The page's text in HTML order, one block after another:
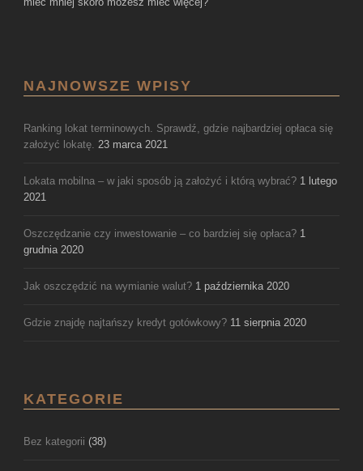
NAJNOWSZE WPISY
Ranking lokat terminowych. Sprawdź, gdzie najbardziej opłaca się
założyć lokatę. 23 marca 2021
Lokata mobilna – w jaki sposób ją założyć i którą wybrać? 1 lutego
2021
Oszczędzanie czy inwestowanie – co bardziej się opłaca? 1
grudnia 2020
Jak oszczędzić na wymianie walut? 1 października 2020
Gdzie znajdę najtańszy kredyt gotówkowy? 11 sierpnia 2020
KATEGORIE
Bez kategorii (38)